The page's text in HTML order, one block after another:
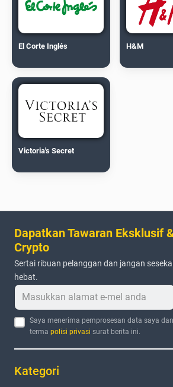
El Corte Inglés H&M
Victoria's Secret
Dapatkan Tawaran Eksklusif
Crypto
Sertai ribuan pelanggan dan jangan
hebat.
Saya menerima pemprosesan data saya
termapolisi privasi surat berita ini.
Kategori